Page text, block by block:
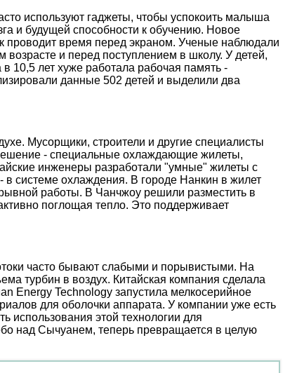
используют гаджеты, чтобы успокоить малыша
и будущей способности к обучению. Новое
проводит время перед экраном. Ученые наблюдали
и перед поступлением в школу. У детей,
10,5 лет хуже работала рабочая память -
данные 502 детей и выделили два
Мусорщики, строители и другие специалисты
- специальные охлаждающие жилеты,
инженеры разработали "умные" жилеты с
системе охлаждения. В городе Нанкин в жилет
работы. В Чанчжоу решили разместить в
поглощая тепло. Это поддерживает
часто бывают слабыми и порывистыми. На
турбин в воздух. Китайская компания сделала
Energy Technology запустила мелкосерийное
для оболочки аппарата. У компании уже есть
использования этой технологии для
над Сычуанем, теперь превращается в целую